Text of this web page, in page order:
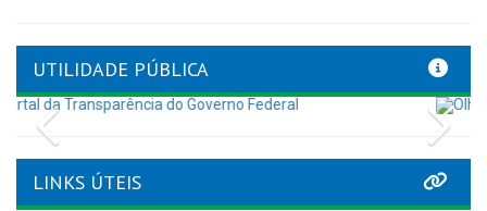
UTILIDADE PÚBLICA
Previous
LINKS ÚTEIS